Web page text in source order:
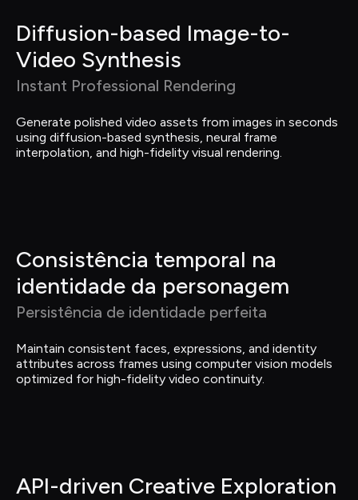
Diffusion-based Image-to-
Video Synthesis
Instant Professional Rendering
Generate polished video assets from images in seconds
using diffusion-based synthesis, neural frame
interpolation, and high-fidelity visual rendering.
Consistência temporal na
identidade da personagem
Persistência de identidade perfeita
Maintain consistent faces, expressions, and identity
attributes across frames using computer vision models
optimized for high-fidelity video continuity.
API-driven Creative Exploration